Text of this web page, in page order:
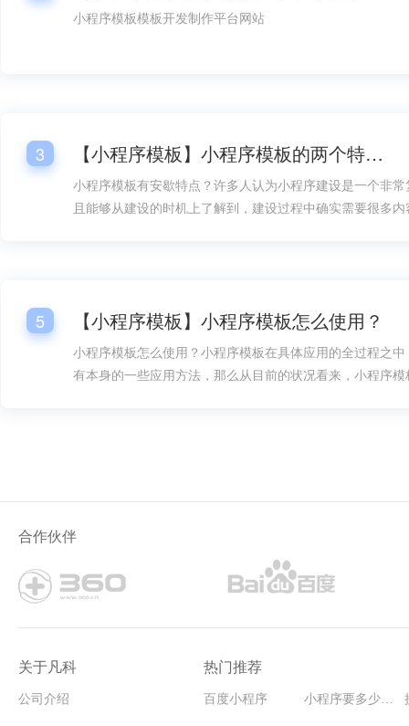
小程序模板模板开发制作平台网站
3 【小程序模板】小程序模板的两个特点！
小程序模板有安歇特点？许多人认为小程序建设是一个非
且能够从建设的时机上了解到，建设过程中确实需要很多
5 【小程序模板】小程序模板怎么使用？
小程序模板怎么使用？小程序模板在具体应用的全过程之
有本身的一些应用方法，那么从目前的状况看来，小程序
合作伙伴
关于凡科
公司介绍
热门推荐
百度小程序